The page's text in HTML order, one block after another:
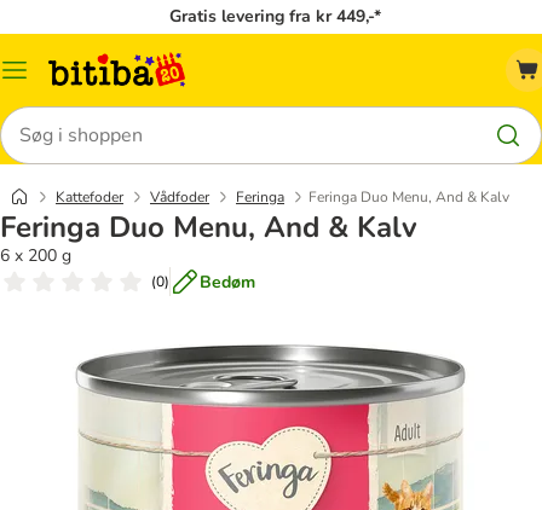
Gratis levering fra kr 449,-*
Menu
Søg
Kattefoder Vådfoder Feringa Feringa Duo Menu, And & Kalv
Feringa Duo Menu, And & Kalv
6 x 200 g
(0) Bedøm